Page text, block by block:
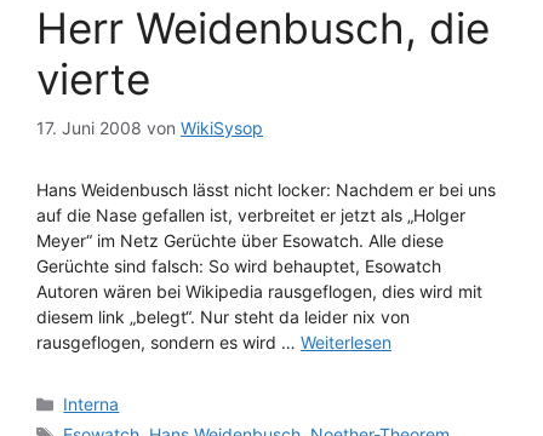
Herr Weidenbusch, die
vierte
17. Juni 2008 von WikiSysop
Hans Weidenbusch lässt nicht locker: Nachdem er bei uns
auf die Nase gefallen ist, verbreitet er jetzt als „Holger
Meyer“ im Netz Gerüchte über Esowatch. Alle diese
Gerüchte sind falsch: So wird behauptet, Esowatch
Autoren wären bei Wikipedia rausgeflogen, dies wird mit
diesem link „belegt“. Nur steht da leider nix von
rausgeflogen, sondern es wird … Weiterlesen
Kategorien
Interna
Schlagwörter